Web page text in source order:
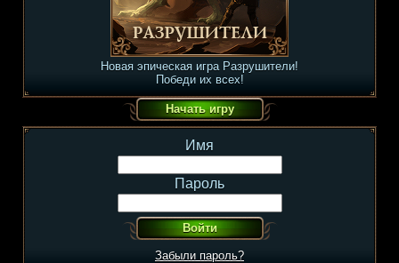
Новая эпическая игра Разрушители!
Победи их всех!
Имя
Пароль
Забыли пароль?